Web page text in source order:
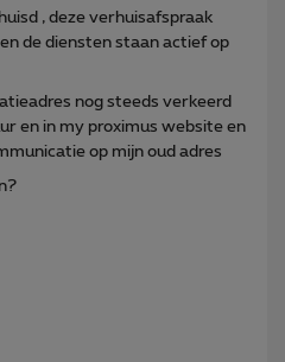
, deze verhuisafspraak
de diensten staan actief op
nog steeds verkeerd
en in my proximus website en
op mijn oud adres